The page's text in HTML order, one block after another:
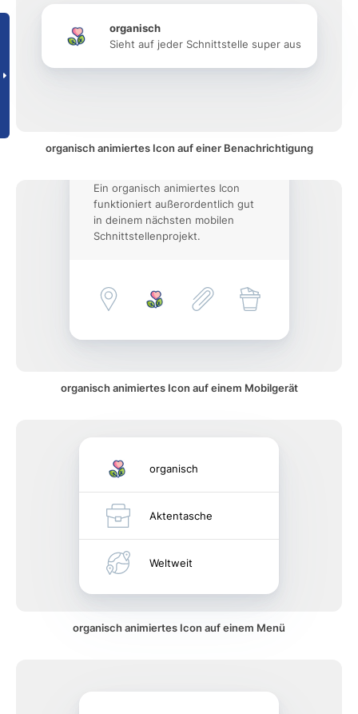
organisch
Sieht auf jeder Schnittstelle super aus
organisch animiertes Icon auf einer Benachrichtigung
Ein organisch animiertes Icon
funktioniert außerordentlich gut
in deinem nächsten mobilen
Schnittstellenprojekt.
organisch animiertes Icon auf einem Mobilgerät
organisch
Aktentasche
Weltweit
organisch animiertes Icon auf einem Menü